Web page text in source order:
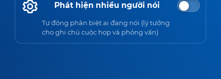
Phát hiện nhiều người nói
Tự động phân biệt ai đang nói (lý tưởng
cho ghi chú cuộc họp và phỏng vấn)